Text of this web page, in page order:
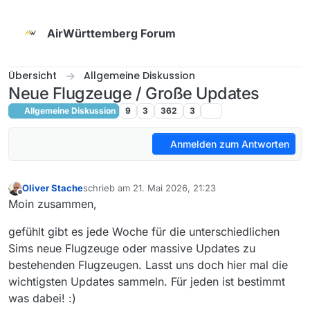
AirWürttemberg Forum
Übersicht Allgemeine Diskussion
Neue Flugzeuge / Große Updates
Allgemeine Diskussion 9 3 362 3
Anmelden zum Antworten
Offline
Oliver Stacheschrieb am 21. Mai 2026, 21:23
zuletzt editiert von [WTB003] Oliver S.
Moin zusammen,
gefühlt gibt es jede Woche für die unterschiedlichen
Sims neue Flugzeuge oder massive Updates zu
bestehenden Flugzeugen. Lasst uns doch hier mal die
wichtigsten Updates sammeln. Für jeden ist bestimmt
was dabei! :)